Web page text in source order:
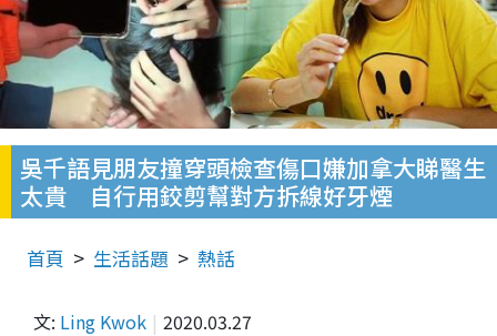
吳千語見朋友撞穿頭檢查傷口嫌加拿大睇醫生
太貴 自行用鉸剪幫對方拆線好牙煙
首頁 生活話題 熱話
文: Ling Kwok 2020.03.27